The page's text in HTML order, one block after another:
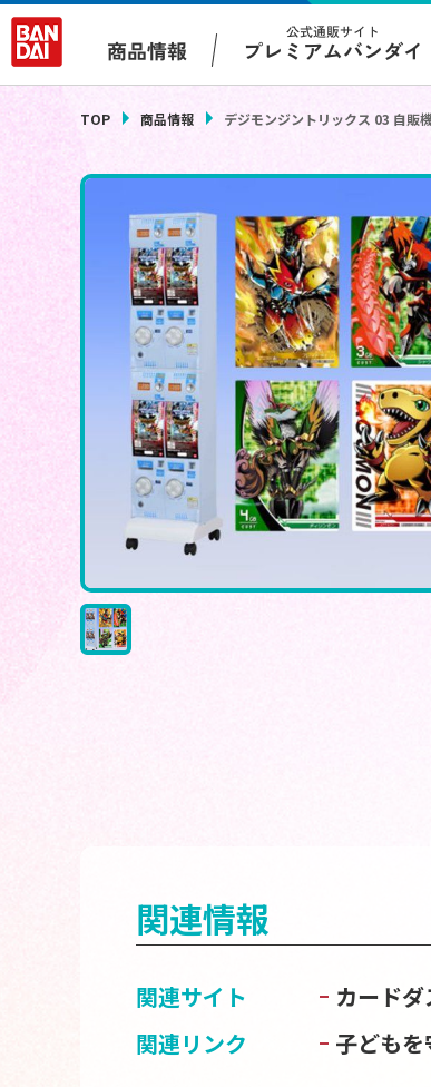
商品情報
公式通販サイト
プレミアムバンダイ
TOP 商品情報 デジモンジントリックス 03 自販
関連情報
関連サイト カード
関連リンク
子ども